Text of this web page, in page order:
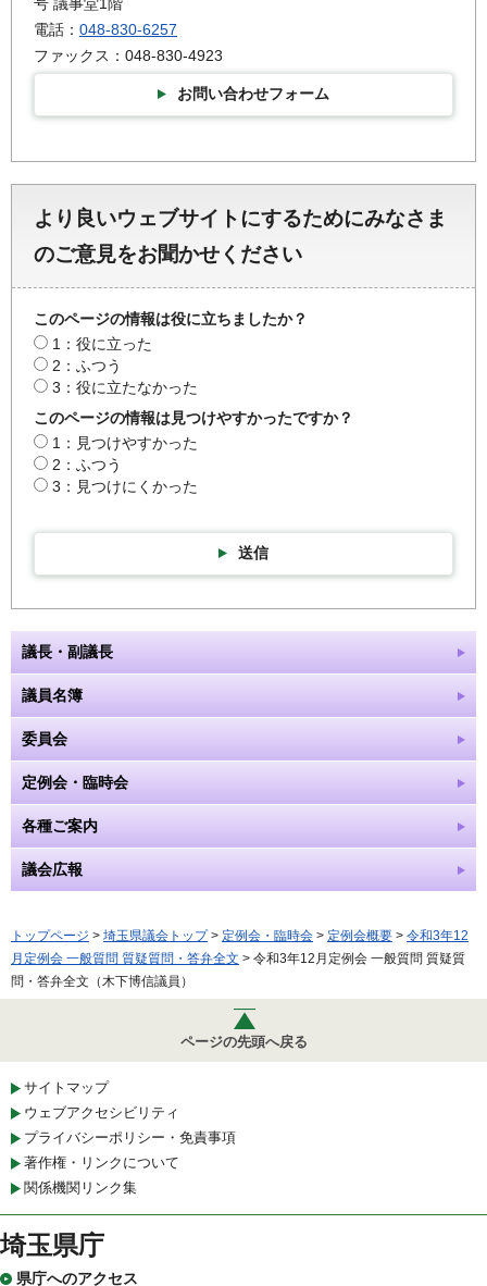
電話： 048-830-6257
ファックス：048-830-4923
お問い合わせフォーム
より良いウェブサイトにするためにみなさま
のご意見をお聞かせください
このページの情報は役に立ちましたか？
1：役に立った
2：ふつう
3：役に立たなかった
このページの情報は見つけやすかったですか？
1：見つけやすかった
2：ふつう
3：見つけにくかった
送信
議長・副議長
議員名簿
委員会
定例会・臨時会
各種ご案内
議会広報
トップページ > 埼玉県議会トップ> 定例会・臨時会 > 定例会概要 > 令和3年12
月定例会 一般質問 質疑質問・答弁全文 > 令和3年12月定例会 一般質問 質疑質
問・答弁全文（木下博信議員）
ページの先頭へ戻る
サイトマップ
ウェブアクセシビリティ
プライバシーポリシー・免責事項
著作権・リンクについて
関係機関リンク集
埼玉県庁
県庁へのアクセス